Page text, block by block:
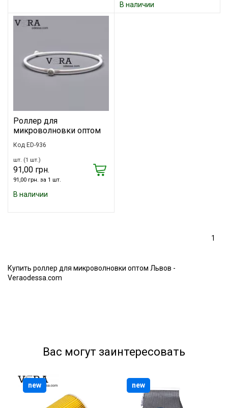
В наличии
Роллер для
микроволновки оптом
Код ED-936
шт. (1 шт.)
91,00 грн.
91,00 грн. за 1 шт.
В наличии
1
Купить роллер для микроволновки оптом Львов -
Veraodessa.com
Вас могут заинтересовать
new new